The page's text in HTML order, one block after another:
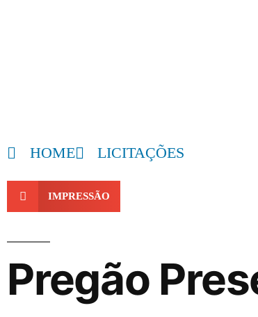
HOME LICITAÇÕES
IMPRESSÃO
Pregão